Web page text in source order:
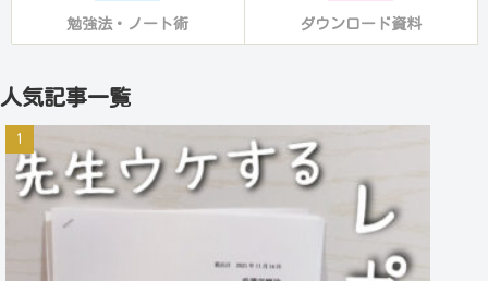
勉強法・ノート術 ダウンロード資料
人気記事一覧